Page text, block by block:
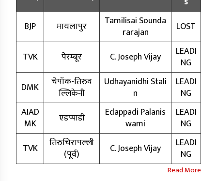
BJP
मायलापुर
Tamilisai Sounda
rarajan
LOST
TVK पेरम्बूर C. Joseph Vijay
LEADI
NG
DMK
चेपॉक-तिरुव
ल्लिकेनी
Udhayanidhi Stali
n
LEADI
NG
AIAD
MK
एडप्पाडी
Edappadi Palanis
wami
LEADI
NG
TVK
तिरुचिरापल्ली
(पूर्व)
C. Joseph Vijay
LEADI
NG